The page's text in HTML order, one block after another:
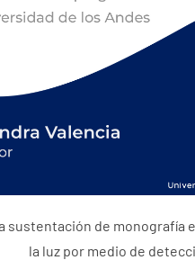
sustentación de monografía
la luz por medio de